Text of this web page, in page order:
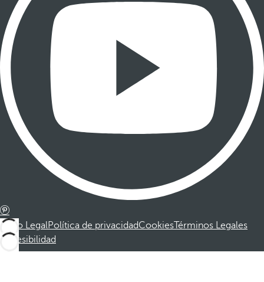
Aviso LegalPolítica de privacidadCookies Términos Legales
Accesibilidad